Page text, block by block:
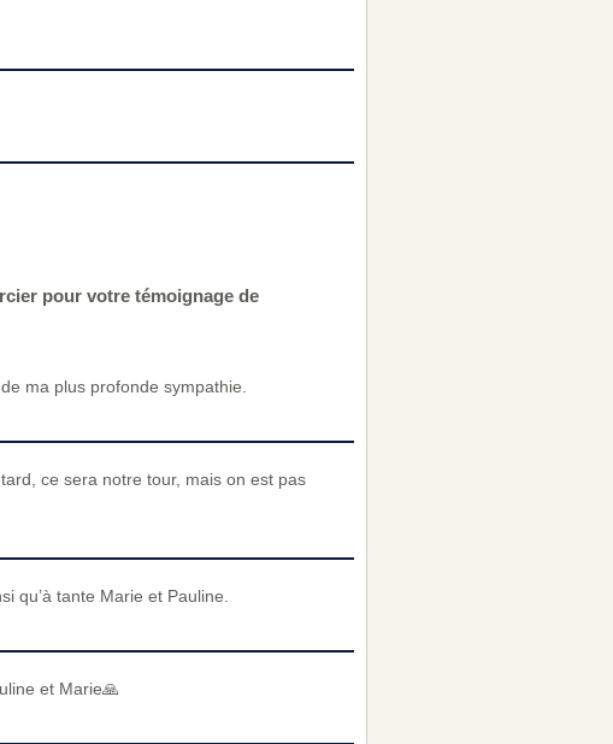
pour votre témoignage de
ma plus profonde sympathie.
ce sera notre tour, mais on est pas
qu’à tante Marie et Pauline.
et Marie🙏